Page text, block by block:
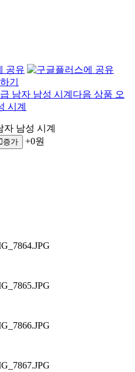
기
남자 남성 시계 다음 상품 오
시계
남성 시계
증가 +0원